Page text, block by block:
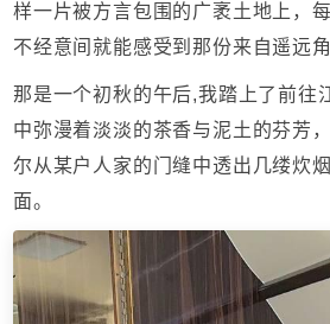
样一片被方言包围的广袤土地上，
不经意间就能感受到那份来自遥远
那是一个初秋的午后,我踏上了前往
中弥漫着淡淡的茶香与泥土的芬芳
尔从某户人家的门缝中透出几缕炊
面。